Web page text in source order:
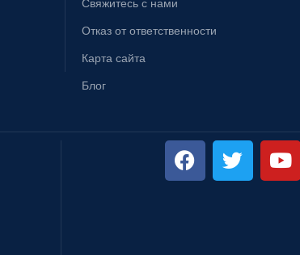
Свяжитесь с нами
Отказ от ответственности
Карта сайта
Блог